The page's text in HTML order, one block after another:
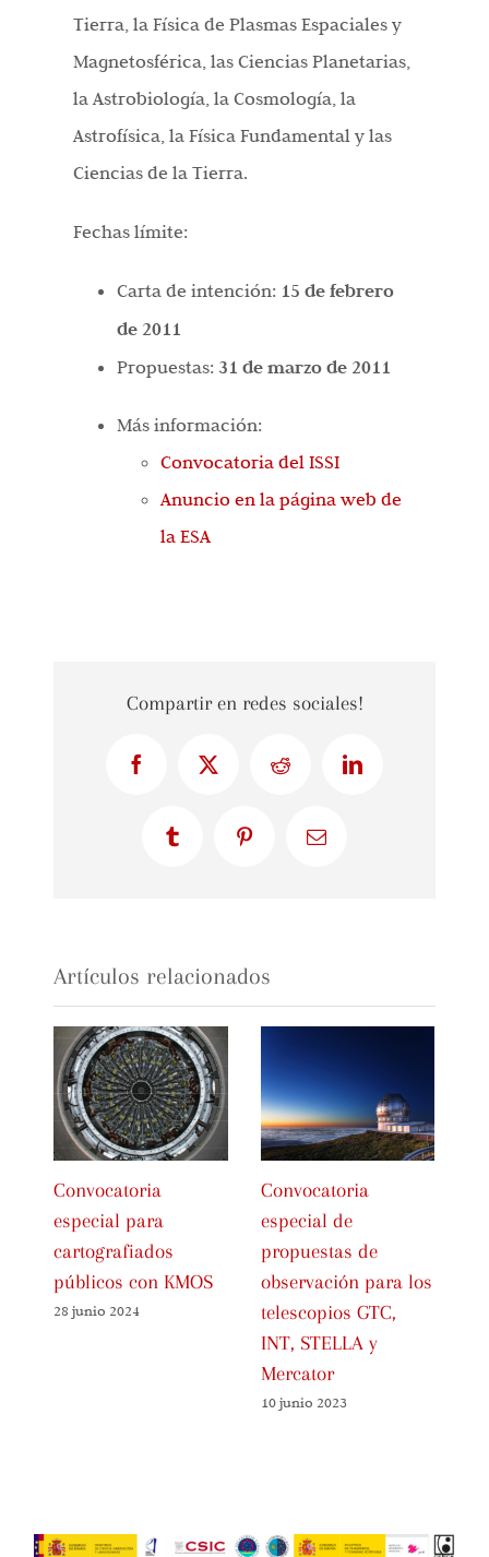
Tierra, la Física de Plasmas Espaciales y
Magnetosférica, las Ciencias Planetarias,
la Astrobiología, la Cosmología, la
Astrofísica, la Física Fundamental y las
Ciencias de la Tierra.
Fechas límite:
Carta de intención: 15 de febrero
de 2011
Propuestas: 31 de marzo de 2011
Más información:
Convocatoria del ISSI
Anuncio en la página web de
la ESA
Compartir en redes sociales!
FacebookX Reddit LinkedIn
Tumblr PinterestCorreo
Artículos relacionados
Convocatoria
especial para
cartografiados
públicos con KMOS
28 junio 2024
Convocatoria
especial de
propuestas de
observación para los
telescopios GTC,
INT, STELLA y
Mercator
10 junio 2023